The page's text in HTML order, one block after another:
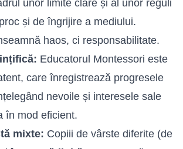
unor limite clare și al unor reguli
și de îngrijire a mediului.
haos, ci responsabilitate.
Educatorul Montessori este
care înregistrează progresele
nevoile și interesele sale
în mod eficient.
mixte: Copiii de vârste diferite (de